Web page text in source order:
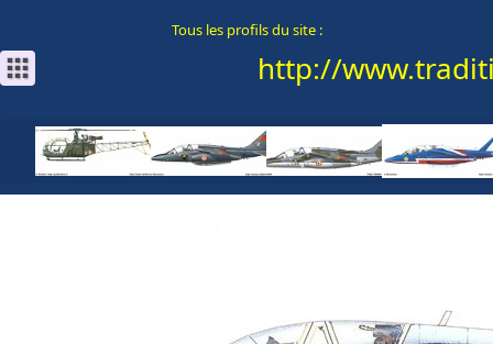
Tous les profils du site :
http://